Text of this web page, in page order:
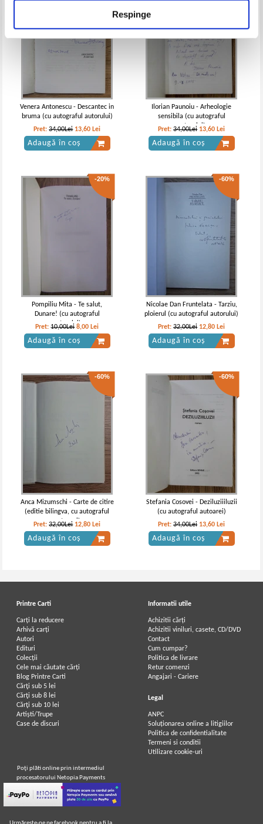
Respinge
Venera Antonescu - Descantec in
bruma (cu autograful autorului)
Pret:34,00Lei 13,60 Lei
Adaugă în coș
Ilorian Paunoiu - Arheologie
sensibila (cu autograful
autorului)
Pret:34,00Lei 13,60 Lei
Adaugă în coș
-20%
Pompiliu Mita - Te salut,
Dunare! (cu autograful
autorului)
Pret:10,00Lei 8,00 Lei
Adaugă în coș
-60%
Nicolae Dan Fruntelata - Tarziu,
ploierul (cu autograful autorului)
Pret:32,00Lei 12,80 Lei
Adaugă în coș
-60%
Anca Mizumschi - Carte de citire
(editie bilingva, cu autograful
autoarei)
Pret:32,00Lei 12,80 Lei
Adaugă în coș
-60%
Stefania Cosovei - Deziluziiiluzii
(cu autograful autoarei)
Pret:34,00Lei 13,60 Lei
Adaugă în coș
Printre Carti
Carți la reducere
Arhivă carți
Autori
Edituri
Colecții
Cele mai căutate cărți
Blog Printre Carti
Cărţi sub 5 lei
Cărţi sub 8 lei
Cărţi sub 10 lei
Artiști/Trupe
Case de discuri
Informatii utile
Achizitii cărți
Achizitii viniluri, casete, CD/DVD
Contact
Cum cumpar?
Politica de livrare
Retur comenzi
Angajari - Cariere
Legal
ANPC
Soluționarea online a litigiilor
Politica de confidentialitate
Termeni si conditii
Utilizare cookie-uri
Poţi plăti online prin intermediul
procesatorului Netopia Payments